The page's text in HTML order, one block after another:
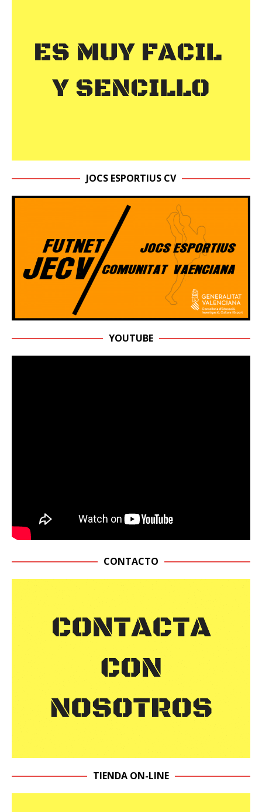
JOCS ESPORTIUS CV
YOUTUBE
CONTACTO
TIENDA ON-LINE